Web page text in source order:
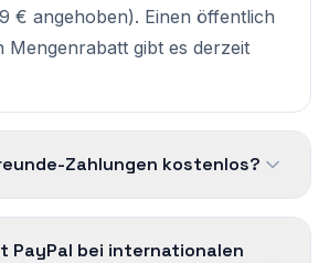
€ angehoben). Einen öffentlich
Mengenrabatt gibt es derzeit
Zahlungen kostenlos?
PayPal bei internationalen